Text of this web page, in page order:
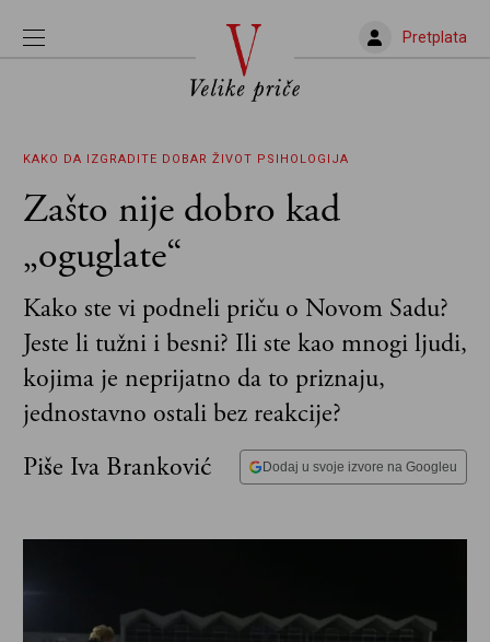
Pretplata
KAKO DA IZGRADITE DOBAR ŽIVOT PSIHOLOGIJA
Zašto nije dobro kad
„oguglate“
Kako ste vi podneli priču o Novom Sadu?
Jeste li tužni i besni? Ili ste kao mnogi ljudi,
kojima je neprijatno da to priznaju,
jednostavno ostali bez reakcije?
Piše Iva Branković
Dodaj u svoje izvore na Googleu